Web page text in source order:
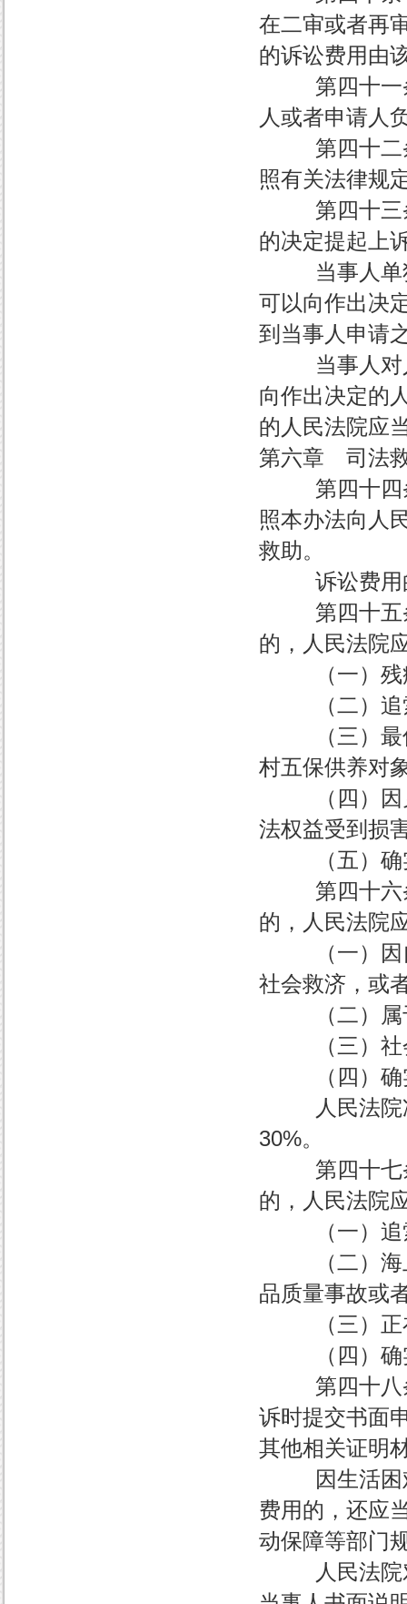
在二审或者再
的诉讼费用由
第四十一条
人或者申请人
第四十二条
照有关法律规
第四十三条
的决定提起上
当事人单独
可以向作出决
到当事人申请
当事人对人
向作出决定的
的人民法院应
第六章 司法
第四十四条
照本办法向人
救助。
诉讼费用的
第四十五条
的，人民法院
（一）残疾
（二）追索
（三）最低
村五保供养对
（四）因见
法权益受到损
（五）确实
第四十六条
的，人民法院
（一）因自
社会救济，或
（二）属于
（三）社会
（四）确实
人民法院准
30%。
第四十七条
的，人民法院
（一）追索
（二）海上
品质量事故或
（三）正在
（四）确实
第四十八条
诉时提交书面
其他相关证明
因生活困难
费用的，还应
动保障等部门
人民法院对